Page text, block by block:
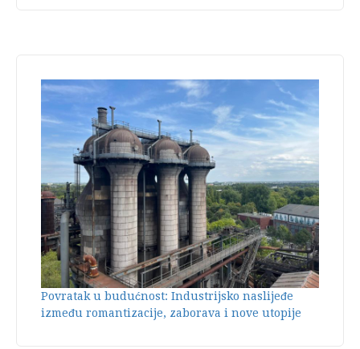
Povratak u budućnost: Industrijsko naslijeđe
između romantizacije, zaborava i nove utopije